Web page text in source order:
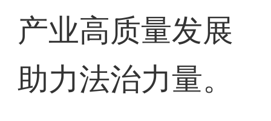
产业高质量发展
助力法治力量。